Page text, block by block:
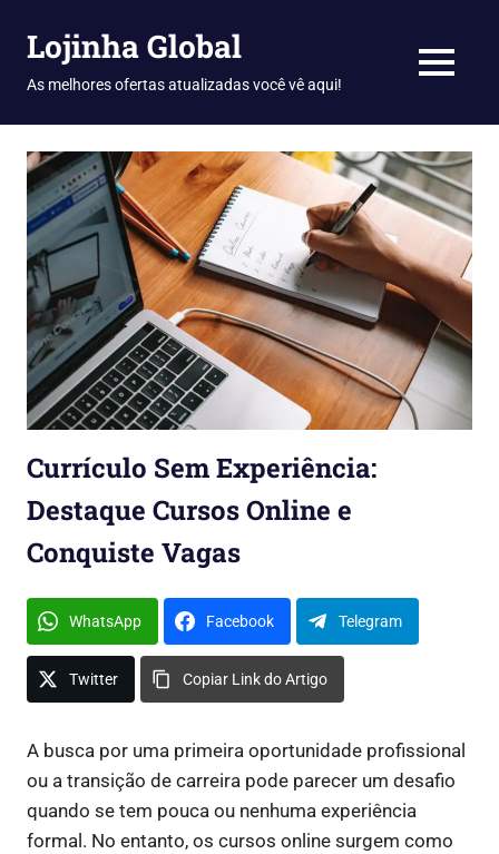
Lojinha Global
As melhores ofertas atualizadas você vê aqui! MENU
Currículo Sem Experiência:
Destaque Cursos Online e
Conquiste Vagas
WhatsApp Facebook Telegram
Twitter Copiar Link do Artigo
A busca por uma primeira oportunidade profissional
ou a transição de carreira pode parecer um desafio
quando se tem pouca ou nenhuma experiência
formal. No entanto, os cursos online surgem como